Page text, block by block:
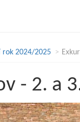
rok 2024/2025
- 2. a